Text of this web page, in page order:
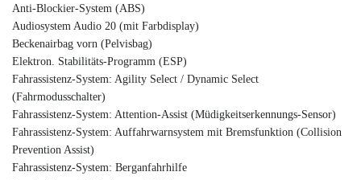
Anti-Blockier-System (ABS)
Audiosystem Audio 20 (mit Farbdisplay)
Beckenairbag vorn (Pelvisbag)
Elektron. Stabilitäts-Programm (ESP)
Fahrassistenz-System: Agility Select / Dynamic Select
(Fahrmodusschalter)
Fahrassistenz-System: Attention-Assist (Müdigkeitserkennungs-Sensor)
Fahrassistenz-System: Auffahrwarnsystem mit Bremsfunktion (Collision
Prevention Assist)
Fahrassistenz-System: Berganfahrhilfe